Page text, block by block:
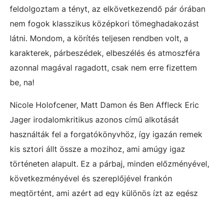
feldolgoztam a tényt, az elkövetkezendő pár órában
nem fogok klasszikus középkori tömeghadakozást
látni. Mondom, a körítés teljesen rendben volt, a
karakterek, párbeszédek, elbeszélés és atmoszféra
azonnal magával ragadott, csak nem erre fizettem
be, na!
Nicole Holofcener, Matt Damon és Ben Affleck Eric
Jager irodalomkritikus azonos című alkotását
használták fel a forgatókönyvhöz, így igazán remek
kis sztori állt össze a mozihoz, ami amúgy igaz
történeten alapult. Ez a párbaj, minden előzményével,
következményével és szereplőjével frankón
megtörtént, ami azért ad egy különös ízt az egész